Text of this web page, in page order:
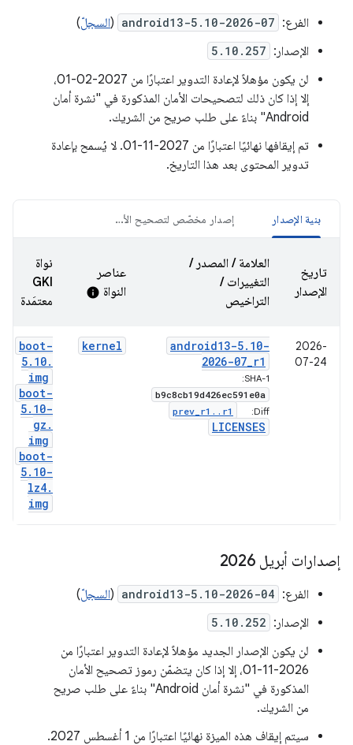
الفرع: android13-5.10-2026-07
(السجلّ)
الإصدار: 5.10.257
لن يكون مؤهلاً لإعادة التدوير اعتبارًا من 2027-02-01،
إلا إذا كان ذلك لتصحيحات الأمان المذكورة في "نشرة أمان
Android" بناءً على طلب صريح من الشريك.
تم إيقافها نهائيًا اعتبارًا من 2027-11-01. لا يُسمح بإعادة
تدوير المحتوى بعد هذا التاريخ.
بنية الإصدار إصدار مخصّص لتصحيح الأخطاء
تاريخ
الإصدار
العلامة / المصدر /
التغييرات /
التراخيص
عناصر
النواة info
نواة
GKI
معتمَدة
2026-
07-24
android13-5. 10-
2026-07_r1
SHA-1:
b9c8cb19d426ec591e0a
Diff:
prev r1 . . r1
LICENSES
kernel
boot-
5. 10.
img
boot-
5. 10-
gz .
img
boot-
5. 10-
lz4.
img
إصدارات أبريل 2026
الفرع: android13-5.10-2026-04
(السجلّ)
الإصدار: 5.10.252
لن يكون الإصدار الجديد مؤهلاً لإعادة التدوير اعتبارًا من
2026-11-01، إلا إذا كان يتضمّن رموز تصحيح الأمان
المذكورة في "نشرة أمان Android" بناءً على طلب صريح
من الشريك.
سيتم إيقاف هذه الميزة نهائيًا اعتبارًا من 1 أغسطس 2027.